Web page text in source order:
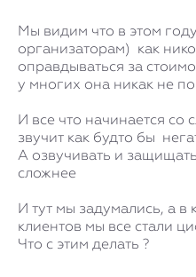
Мы видим что в этом
организаторам) как
оправдываться за
у многих она никак не
И все что начинается со
звучит как будто бы
А озвучивать и
сложнее
И тут мы задумались, а в
клиентов мы все стали
Что с этим делать ?